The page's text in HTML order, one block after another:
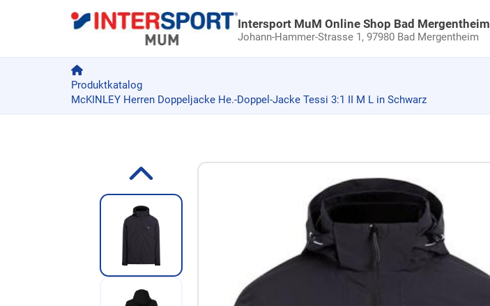
Intersport MuM Online Shop Bad Mergentheim
Johann-Hammer-Strasse 1,97980 Bad Mergentheim
Produktkatalog
McKINLEY Herren Doppeljacke He.-Doppel-Jacke Tessi 3:1 II M L in Schwarz
Zur Produktbeschreibung springen